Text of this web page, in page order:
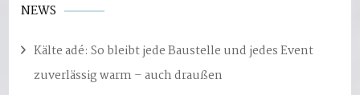
NEWS
Kälte adé: So bleibt jede Baustelle und jedes Event
zuverlässig warm – auch draußen